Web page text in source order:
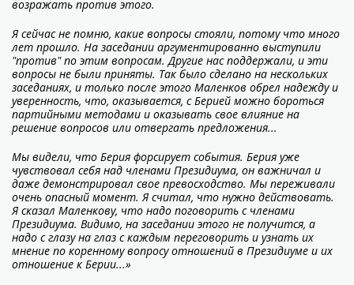
возражать против этого.
Я сейчас не помню, какие вопросы стояли, потому что много
лет прошло. На заседании аргументированно выступили
"против" по этим вопросам. Другие нас поддержали, и эти
вопросы не были приняты. Так было сделано на нескольких
заседаниях, и только после этого Маленков обрел надежду и
уверенность, что, оказывается, с Берией можно бороться
партийными методами и оказывать свое влияние на
решение вопросов или отвергать предложения...
Мы видели, что Берия форсирует события. Берия уже
чувствовал себя над членами Президиума, он важничал и
даже демонстрировал свое превосходство. Мы переживали
очень опасный момент. Я считал, что нужно действовать.
Я сказал Маленкову, что надо поговорить с членами
Президиума. Видимо, на заседании этого не получится, а
надо с глазу на глаз с каждым переговорить и узнать их
мнение по коренному вопросу отношений в Президиуме и их
отношение к Берии...»